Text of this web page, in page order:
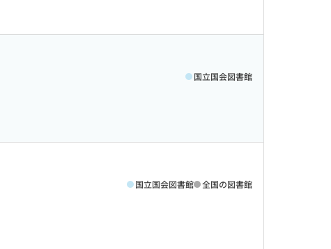
国立国会図書館
国立国会図書館 全国の図書館